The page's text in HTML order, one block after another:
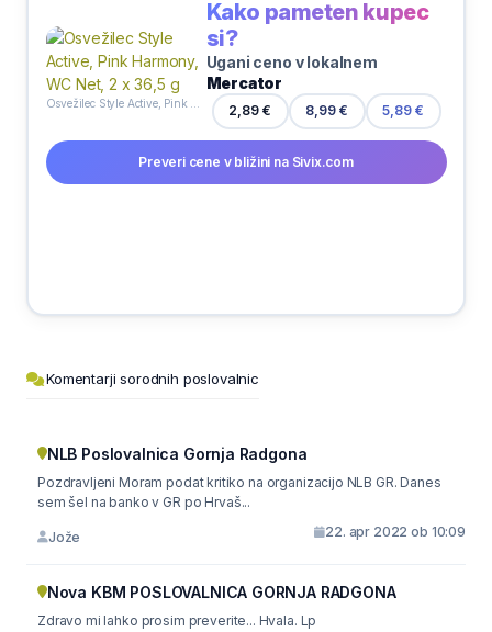
Kako pameten kupec
si?
Ugani ceno v lokalnem
Mercator
2,89 € 8,99 € 5,89 €
Preveri cene v bližini na Sivix.com
Komentarji sorodnih poslovalnic
NLB Poslovalnica Gornja Radgona
Pozdravljeni Moram podat kritiko na organizacijo NLB GR. Danes
sem šel na banko v GR po Hrvaš...
Jože 22. apr 2022 ob 10:09
Nova KBM POSLOVALNICA GORNJA RADGONA
Zdravo mi lahko prosim preverite... Hvala. Lp